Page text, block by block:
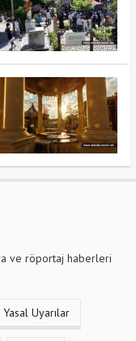
ve röportaj haberleri
Yasal Uyarılar